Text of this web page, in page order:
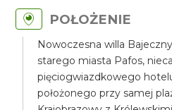
POŁOŻENIE
Nowoczesna willa
starego miasta Pafos,
pięciogwiazdkowego
położonego przy samej